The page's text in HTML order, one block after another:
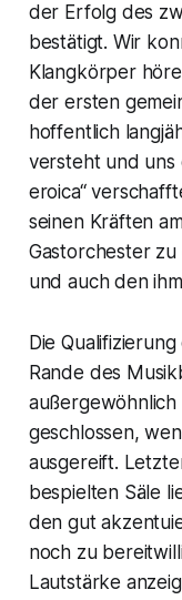
der Erfolg des
bestätigt. Wir
Klangkörper
der ersten
hoffentlich
versteht und
eroica“
seinen Kräften
Gastorchester
und auch den
Die
Rande des
außergewöhnlich
geschlossen,
ausgereift.
bespielten Säle
den gut
noch zu
Lautstärke